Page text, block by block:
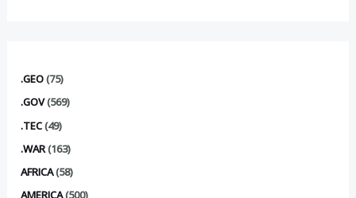
.GEO(75)
.GOV(569)
.TEC(49)
.WAR(163)
AFRICA(58)
AMERICA(500)